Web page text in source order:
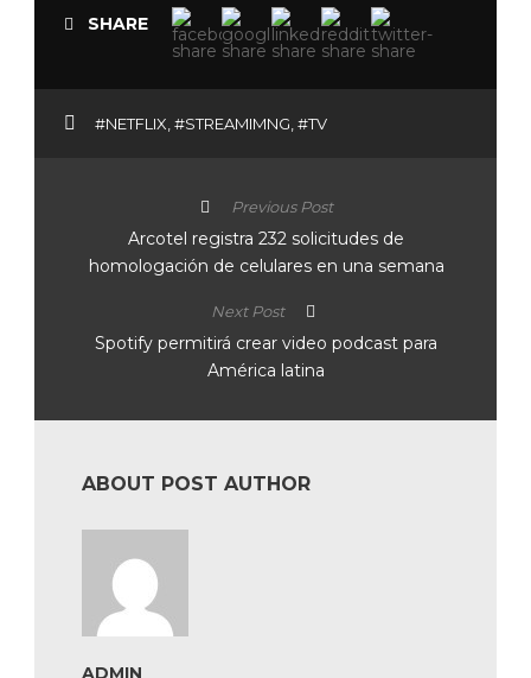
SHARE
#NETFLIX #STREAMIMNG #TV
Previous Post
Arcotel registra 232 solicitudes de
homologación de celulares en una semana
Next Post
Spotify permitirá crear video podcast para
América latina
ABOUT POST AUTHOR
ADMIN